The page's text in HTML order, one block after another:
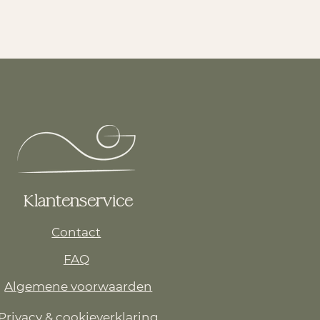
Klantenservice
Contact
FAQ
Algemene voorwaarden
& cookieverklaring